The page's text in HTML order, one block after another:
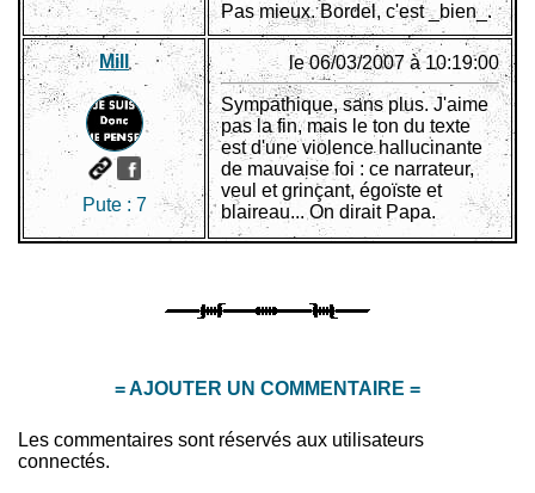
Pas mieux. Bordel, c'est _bien_.
Mill
Pute : 7
le 06/03/2007 à 10:19:00
Sympathique, sans plus. J'aime
pas la fin, mais le ton du texte
est d'une violence hallucinante
de mauvaise foi : ce narrateur,
veul et grinçant, égoïste et
blaireau... On dirait Papa.
= AJOUTER UN COMMENTAIRE =
Les commentaires sont réservés aux utilisateurs
connectés.